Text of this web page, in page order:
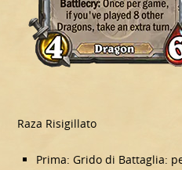
Raza Risigillato
Prima: Grido di Battaglia: